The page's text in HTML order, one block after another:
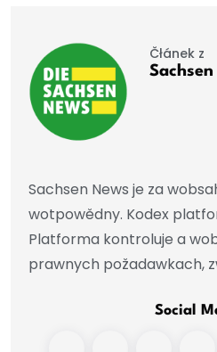
Čłánek z
Sachsen News je za
wotpowědny. Kodex
Platforma kontroluje a
prawnych požadawkach,
Social